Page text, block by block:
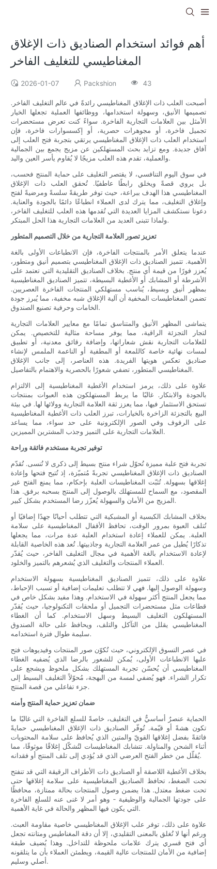
أهم فوائد استخدام الصناديق ذات الإغلاق
المغناطيسي للتغليف الفاخر
2026-01-07 Packshion 43
أصبحت العلب ذات الإغلاق المغناطيسي رائدةً في عالم التغليف الفاخر.
تصميمها الأنيق، وسهولة استخدامها، ووظائفها العملية تجعلها الخيار
الأمثل بين العلامات التجارية الفاخرة. سواءً كنت تعرض مستحضرات
تجميل فاخرة، أو مجوهرات حصرية، أو إكسسوارات فاخرة، فإن
استخدام العلب ذات الإغلاق المغناطيسي يرتقي بتجربة فتح العلب إلى
آفاق جديدة. ومع تزايد بحث المستهلكين عن مزيج يجمع بين الجمالية
والعملية، تقدم هذه العلب مزيجًا لا يُقاوم يأسر العين واليد.
في سوق اليوم التنافسي، لا يقتصر التغليف على حماية المنتج فحسب،
بل يروي قصةً ويخلق رابطًا عاطفيًا. تُحقق العلب ذات الإغلاق
المغناطيسي هذا الهدف ببراعة، حيث توفر طريقةً سلسةً ومرضيةً لفتح
وإغلاق التغليف، مما يترك لدى العملاء انطباعًا دائمًا بالجودة والعناية.
دعونا نستكشف المزايا العديدة التي تُقدمها هذه العلب للتغليف الفاخر،
ولماذا تتبنى العديد من العلامات التجارية هذا الحل المبتكر.
تعزيز تصور العلامة التجارية من خلال التصميم المتطور
عندما يتعلق الأمر بالمنتجات الفاخرة، فإن الانطباعات الأولى بالغة
الأهمية. تتميز الصناديق ذات الإغلاق المغناطيسي بتصميم أنيق ومتطور،
يُعزز فورًا من قيمة أي منتج. بخلاف الصناديق التقليدية التي تعتمد على
الأشرطة أو المشابك أو الأغطية البسيطة، تتميز الصناديق المغناطيسية
بمظهر أنيق وبسيط، يُناسب مستهلكي المنتجات الفاخرة العصريين.
تضمن المغناطيسات المخفية أن آلية الإغلاق شبه مخفية، مما يُبرز جودة
الخامات وحرفية تصنيع الصندوق.
يتماشى المظهر الأنيق والمتناسق تمامًا مع معايير العلامات التجارية
لتجار التجزئة الراقية، مما يوفر مساحة مثالية للتخصيص. يمكن
للعلامات التجارية نقش شعاراتها، وإضافة رقائق معدنية، أو تطبيق
لمسات نهائية خاصة كاللمعة أو المطفية أو الناعمة الملمس لإنشاء
صناديق تعكس هويتها الفريدة. هذه العناصر، إلى جانب الإغلاق
المغناطيسي المتطور، تضفي شعورًا بالحصرية والاهتمام بالتفاصيل.
علاوة على ذلك، يرمز استخدام الأغطية المغناطيسية إلى الالتزام
بالجودة والابتكار. غالبًا ما يربط المستهلكون هذه العبوات بمنتجات
تستحق الاستثمار فيها، مما يعزز ثقة العلامة التجارية وولائها لها. في بيئة
البيع بالتجزئة الزاخرة بالخيارات، تبرز العلب ذات الأغطية المغناطيسية
على الرفوف وفي الصور الإلكترونية على حد سواء، مما يساعد
العلامات التجارية على التميز وجذب المشترين المميزين.
توفير تجربة مستخدم فائقة وراحة
تجربة فتح علبة مميزة تُحوّل شراء منتج بسيط إلى ذكرى لا تُنسى. تُقدّم
الصناديق ذات الإغلاق المغناطيسي تجربةً مُتميّزة، إذ تُتيح فتحها وإعادة
إغلاقها بسهولة. تُثبّت المغناطيسات العلبة بإحكام، مما يمنع الفتح غير
المقصود، مع السماح للمستهلك بالوصول إلى المنتج بسحبه برفق. هذا
المزيج من الأمان والسهولة يُعزّز رضا المستخدم بشكل كبير.
بخلاف المشابك الكبسية أو المشبكية التي تتطلب أحيانًا جهدًا إضافيًا أو
تُتلف العبوة بمرور الوقت، تحافظ الأقفال المغناطيسية على سلامة
العلبة. يمكن للعملاء إعادة استخدام العلبة عدة مرات، مما يجعلها
تذكارًا يُطيل من عمر العلامة التجارية وجاذبيتها. تُعد هذه الخاصية القابلة
لإعادة الاستخدام بالغة الأهمية في مجال التغليف الفاخر، حيث يُقدّر
العملاء المنتجات والتغليف الذي يُشعرهم بالتميز والخلود.
علاوة على ذلك، تتميز الصناديق المغناطيسية بسهولة الاستخدام
وسهولة الوصول إليها. فهي لا تتطلب تعليمات إضافية أو تسبب الإحباط،
مما يجعل المنتج أكثر سهولة في الاستخدام. وهذا مفيد بشكل خاص في
قطاعات مثل مستحضرات التجميل أو ملحقات التكنولوجيا، حيث يُقدّر
المستهلكون التغليف البسيط وسهل الاستخدام. كما أن الغطاء
المغناطيسي يقلل من التآكل والتلف، ويحافظ على حالة الصندوق
سليمة طوال فترة استخدامه.
في عصر التسوق الإلكتروني، حيث تُكوّن صور المنتجات وفيديوهات فتح
علبها الانطباعات الأولى، يُمكن للشعور بالرضا الذي يُضفيه الغطاء
المغناطيسي أن يُحسّن تجربة المستهلك بشكل ملحوظ ويشجع على
تكرار الشراء. فهو يُضفي لمسة من البهجة، مُحوّلاً التغليف البسيط إلى
جزء تفاعلي من قصة المنتج.
ضمان تعزيز حماية المنتج وأمنه
الحماية عنصرٌ أساسيٌّ في التغليف، خاصةً للسلع الفاخرة التي غالبًا ما
تكون هشةً أو قيّمة. تُوفّر الصناديق ذات الإغلاق المغناطيسي حمايةً
فائقةً بفضل إغلاقها القويّ والمتين الذي يُحافظ على سلامة المحتويات
أثناء الشحن والمناولة. تتشابك المغناطيسات لتُشكّل إغلاقًا موثوقًا، مما
يُقلّل من خطر الفتح العرضي الذي قد يُؤدي إلى تلف المنتج أو فقدانه.
بخلاف الأغطية اللاصقة أو الصناديق ذات الأطراف الرقيقة التي قد تنفتح
تحت الضغط، تحافظ الصناديق المغناطيسية على سلامة إغلاقها حتى
تحت ضغط معتدل. هذا يضمن وصول المنتجات بحالة ممتازة، محافظًا
على جودتها الجمالية والوظيفية - وهو أمر لا غنى عنه للسلع الفاخرة
التي يكون فيها المظهر والحالة في غاية الأهمية.
علاوة على ذلك، توفر علب الإغلاق المغناطيسي خاصية مقاومة العبث.
ورغم أنها لا تُغلق بالمعنى التقليدي، إلا أن دقة المغناطيس ومتانته تجعل
أي فتح قسري يترك علامات ملحوظة للتداخل. وهذا يُضيف طبقة
إضافية من الأمان للمنتجات عالية القيمة، ويطمئن العملاء بأن ما يتلقونه
أصلي وسليم.